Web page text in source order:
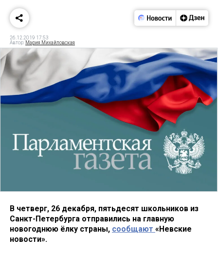
26.12.2019 17:53
Автор: Мария Михайловская
В четверг, 26 декабря, пятьдесят школьников из
Санкт-Петербурга отправились на главную
новогоднюю ёлку страны, сообщают «Невские
новости».